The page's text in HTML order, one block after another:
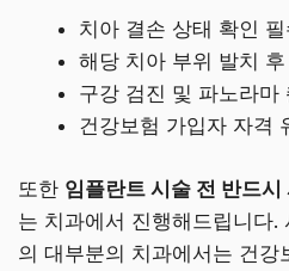
치아 결손 상태 확인 필
해당 치아 부위 발치
구강 검진 및 파노라마
건강보험 가입자 자격
또한 임플란트 시술 전 반드시
는 치과에서 진행해드립니다.
의 대부분의 치과에서는 건